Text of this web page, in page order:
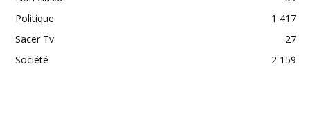
Politique
1 417
Sacer Tv
27
Société
2 159